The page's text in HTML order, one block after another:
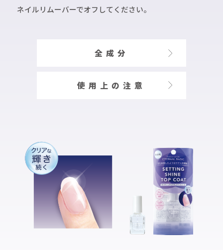
ネイルリムーバーでオフしてください。
全成分
使用上の注意